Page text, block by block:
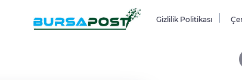
Gizlilik Politikası